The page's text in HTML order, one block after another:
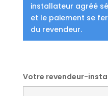
installateur agréé
et le paiement se
du revendeur.
Votre revendeur-